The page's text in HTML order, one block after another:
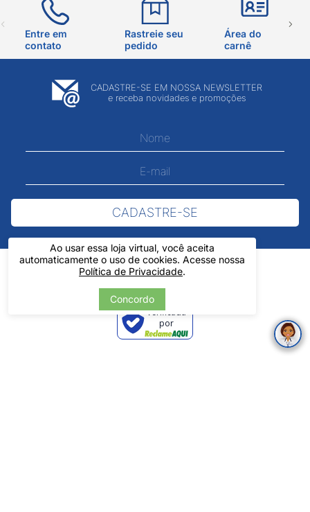
Ao usar essa loja virtual, você aceita
automaticamente o uso de cookies. Acesse nossa
Política de Privacidade.
Concordo
Entre em
contato
Rastreie seu
pedido
Área do
carnê
CADASTRE-SE EM NOSSA NEWSLETTER
e receba novidades e promoções
CADASTRE-SE
Verificada
por